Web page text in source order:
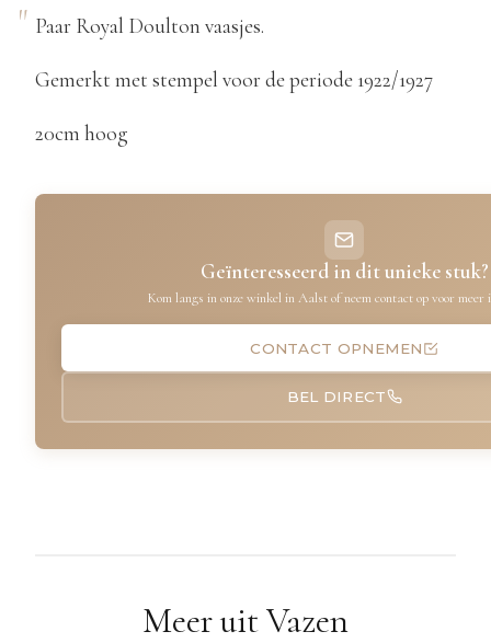
Paar Royal Doulton vaasjes.
Gemerkt met stempel voor de periode 1922/1927
20cm hoog
Geïnteresseerd in dit unieke stuk?
Kom langs in onze winkel in Aalst of neem contact op voor meer
CONTACT OPNEMEN
BEL DIRECT
Meer uit Vazen